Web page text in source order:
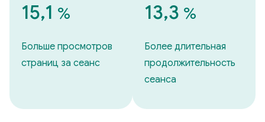
15,1 %
Больше просмотров
страниц за сеанс
13,3 %
Более длительная
продолжительность
сеанса